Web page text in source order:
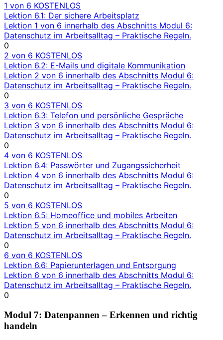
1 von 6 KOSTENLOS
Lektion 6.1: Der sichere Arbeitsplatz
Lektion 1 von 6 innerhalb des Abschnitts Modul 6:
Datenschutz im Arbeitsalltag – Praktische Regeln.
0
2 von 6 KOSTENLOS
Lektion 6.2: E-Mails und digitale Kommunikation
Lektion 2 von 6 innerhalb des Abschnitts Modul 6:
Datenschutz im Arbeitsalltag – Praktische Regeln.
0
3 von 6 KOSTENLOS
Lektion 6.3: Telefon und persönliche Gespräche
Lektion 3 von 6 innerhalb des Abschnitts Modul 6:
Datenschutz im Arbeitsalltag – Praktische Regeln.
0
4 von 6 KOSTENLOS
Lektion 6.4: Passwörter und Zugangssicherheit
Lektion 4 von 6 innerhalb des Abschnitts Modul 6:
Datenschutz im Arbeitsalltag – Praktische Regeln.
0
5 von 6 KOSTENLOS
Lektion 6.5: Homeoffice und mobiles Arbeiten
Lektion 5 von 6 innerhalb des Abschnitts Modul 6:
Datenschutz im Arbeitsalltag – Praktische Regeln.
0
6 von 6 KOSTENLOS
Lektion 6.6: Papierunterlagen und Entsorgung
Lektion 6 von 6 innerhalb des Abschnitts Modul 6:
Datenschutz im Arbeitsalltag – Praktische Regeln.
0
Modul 7: Datenpannen – Erkennen und richtig
handeln